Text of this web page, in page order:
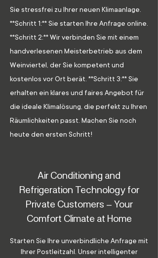
Sie stressfrei zu Ihrer neuen Klimaanlage.
**Schritt 1:** Sie starten Ihre Anfrage online.
**Schritt 2:** Wir verbinden Sie mit einem
handverlesenen Meisterbetrieb aus dem
Weinviertel, der Sie kompetent und
kostenlos vor Ort berät. **Schritt 3:** Sie
erhalten ein klares und faires Angebot für
die ideale Klimalösung, die perfekt zu Ihren
Räumlichkeiten passt. Machen Sie noch
heute den ersten Schritt!
Air Conditioning and
Refrigeration Technology for
Private Customers – Your
Comfort Climate at Home
Starten Sie Ihre unverbindliche Anfrage mit
Ihrer Postleitzahl. Unser intelligenter